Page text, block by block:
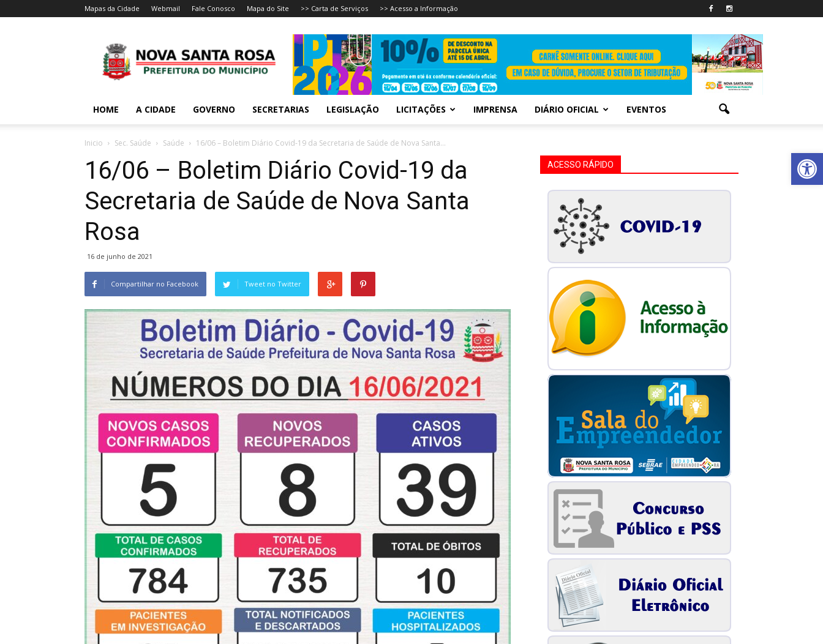
Abrir
Mapas da Cidade Webmail Fale Conosco Mapa do Site >> Carta de Serviços >> Acesso a Informação
HOME A CIDADE GOVERNO SECRETARIAS LEGISLAÇÃO LICITAÇÕES IMPRENSA DIÁRIO OFICIAL EVENTOS
Inicio Sec. Saúde Saúde 16/06 – Boletim Diário Covid-19 da Secretaria de Saúde de Nova Santa...
16/06 – Boletim Diário Covid-19 da
Secretaria de Saúde de Nova Santa
Rosa
16 de junho de 2021
Compartilhar no Facebook Tweet no Twitter
ACESSO RÁPIDO